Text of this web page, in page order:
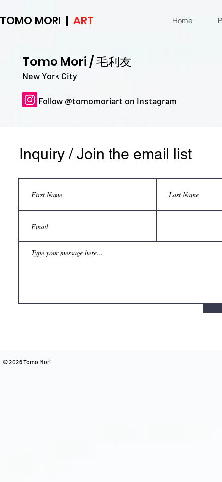
TOMO MORI | ART Home
Tomo Mori/ 毛利友
New York City
Follow @tomomoriart on Instagram
Inquiry / Join the email list
© 2026 Tomo Mori